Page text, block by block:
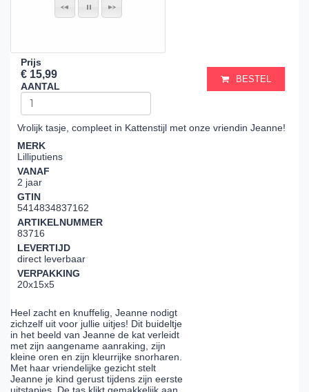
Prijs
€ 15,99
AANTAL
BESTEL
Vrolijk tasje, compleet in Kattenstijl met onze vriendin Jeanne!
MERK
Lilliputiens
VANAF
2 jaar
GTIN
5414834837162
ARTIKELNUMMER
83716
LEVERTIJD
direct leverbaar
VERPAKKING
20x15x5
Heel zacht en knuffelig, Jeanne nodigt
zichzelf uit voor jullie uitjes! Dit buideltje
in het beeld van Jeanne de kat verleidt
met zijn aangename aanraking, zijn
kleine oren en zijn kleurrijke snorharen.
Met haar vriendelijke gezicht stelt
Jeanne je kind gerust tijdens zijn eerste